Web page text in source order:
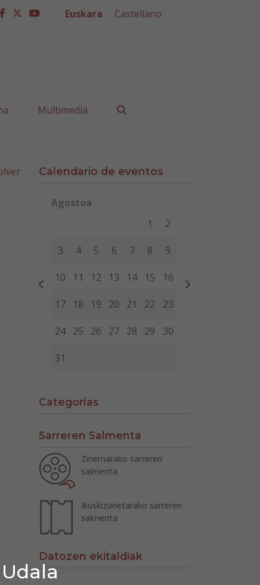
facebook
twitter
youtube
Euskara Castellano
Multimedia
Calendario de eventos
Agostoa
Miércoles Jueves
1 2
3 4 5 6 7 8 9
10 11 12 13 14 15 16
17 18 19 20 21 22 23
24 25 26 27 28 29 30
31
Categorías
Sarreren Salmenta
Zinemarako sarreren
salmenta
Ikuskizunetarako sarreren
salmenta
Datozen ekitaldiak